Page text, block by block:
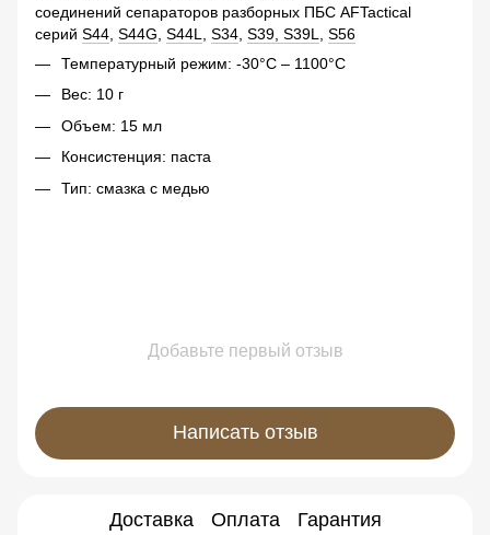
соединений сепараторов разборных ПБС AFTactical
серий S44 S44G S44L S34 S39, S39L
S56
Температурный режим: -30°C – 1100°C
Вес: 10 г
Объем: 15 мл
Консистенция: паста
Тип: смазка с медью
Добавьте первый отзыв
Написать отзыв
Доставка Оплата Гарантия